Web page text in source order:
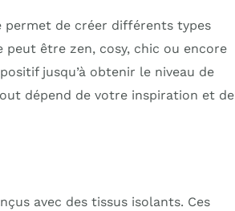
permet de créer différents types
peut être zen, cosy, chic ou encore
jusqu’à obtenir le niveau de
dépend de votre inspiration et de
avec des tissus isolants. Ces